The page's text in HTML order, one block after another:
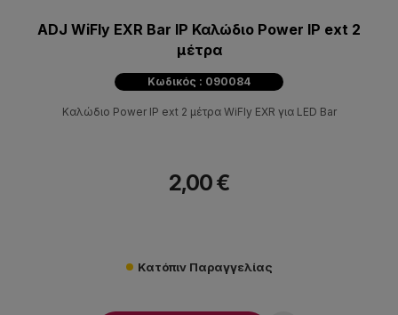
ADJ WiFly EXR Bar IP Καλώδιο Power IP ext 2
μέτρα
Κωδικός : 090084
Καλώδιο Power IP ext 2 μέτρα WiFly EXR για LED Bar
2,00 €
Κατόπιν Παραγγελίας